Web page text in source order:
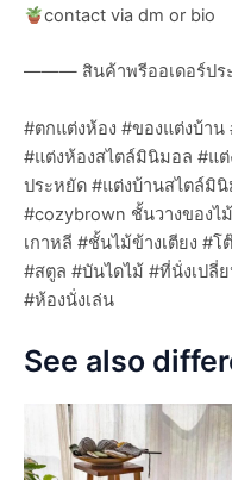
contact via dm or bio
——— สินค้าพรีออเดอร์ป
#ตกแต่งห้อง #ของแต่งบ้า
#แต่งห้องสไตล์มินิมอล #แต่
ประหยัด #แต่งบ้านสไตล์มิ
#cozybrown ชั้นวางของ
เกาหลี #ชั้นไม้ข้างเตียง #โ
#สตูล #บันไดไม้ #ที่นั่งเปลี่
#ห้องนั่งเล่น
See also